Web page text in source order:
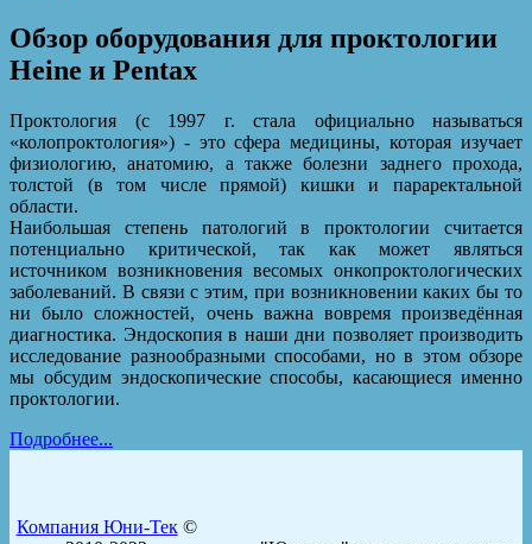
Обзор оборудования для проктологии
Heine и Pentax
Проктология (с 1997 г. стала официально называться
«колопроктология») - это сфера медицины, которая изучает
физиологию, анатомию, а также болезни заднего прохода,
толстой (в том числе прямой) кишки и параректальной
области.
Наибольшая степень патологий в проктологии считается
потенциально критической, так как может являться
источником возникновения весомых онкопроктологических
заболеваний. В связи с этим, при возникновении каких бы то
ни было сложностей, очень важна вовремя произведённая
диагностика. Эндоскопия в наши дни позволяет производить
исследование разнообразными способами, но в этом обзоре
мы обсудим эндоскопические способы, касающиеся именно
проктологии.
Подробнее...
Компания Юни-Тек©